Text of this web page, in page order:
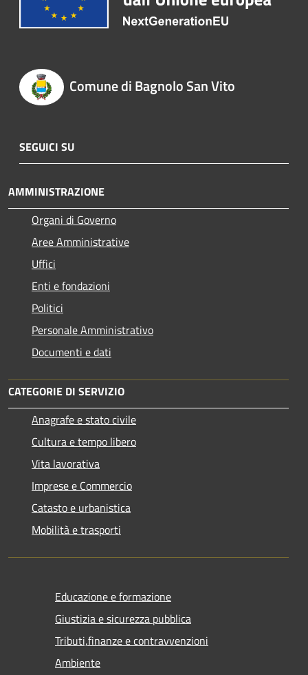
Comune di Bagnolo San Vito
SEGUICI SU
AMMINISTRAZIONE
Organi di Governo
Aree Amministrative
Uffici
Enti e fondazioni
Politici
Personale Amministrativo
Documenti e dati
CATEGORIE DI SERVIZIO
Anagrafe e stato civile
Cultura e tempo libero
Vita lavorativa
Imprese e Commercio
Catasto e urbanistica
Mobilità e trasporti
Educazione e formazione
Giustizia e sicurezza pubblica
Tributi,finanze e contravvenzioni
Ambiente